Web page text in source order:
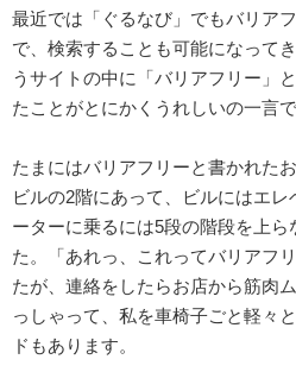
最近では「ぐるなび」でもバリア
で、検索することも可能になって
うサイトの中に「バリアフリー」
たことがとにかくうれしいの一言で
たまにはバリアフリーと書かれた
ビルの2階にあって、ビルにはエ
ーターに乗るには5段の階段を上
た。「あれっ、これってバリアフ
たが、連絡をしたらお店から筋肉
っしゃって、私を車椅子ごと軽々
ドもあります。